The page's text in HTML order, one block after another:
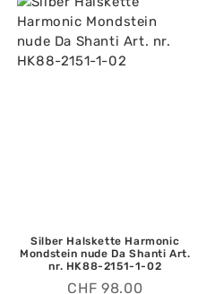
Silber Halskette Harmonic
Mondstein nude Da Shanti Art.
nr. HK88-2151-1-02
CHF 98.00